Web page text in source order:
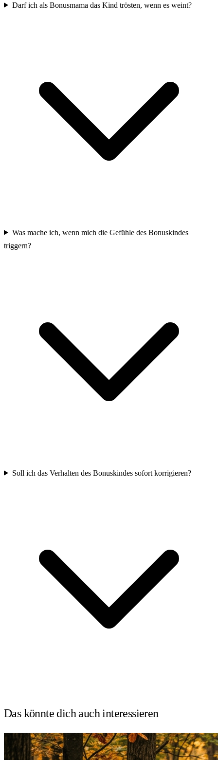
Darf ich als Bonusmama das Kind trösten, wenn es weint?
Was mache ich, wenn mich die Gefühle des Bonuskindes
triggern?
Soll ich das Verhalten des Bonuskindes sofort korrigieren?
Das könnte dich auchinteressieren